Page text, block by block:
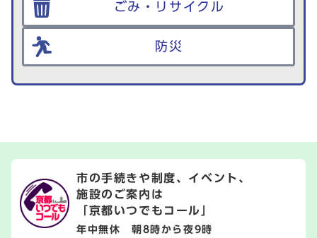
ごみ・リサイクル
防災
市の手続きや制度、イベント、
施設のご案内は
「京都いつでもコール」
年中無休 朝8時から夜9時